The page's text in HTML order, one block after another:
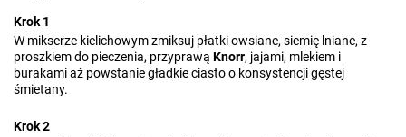
Krok 1
W mikserze kielichowym zmiksuj płatki owsiane, siemię lniane, z
proszkiem do pieczenia, przyprawą Knorr, jajami, mlekiem i
burakami aż powstanie gładkie ciasto o konsystencji gęstej
śmietany.
Krok 2